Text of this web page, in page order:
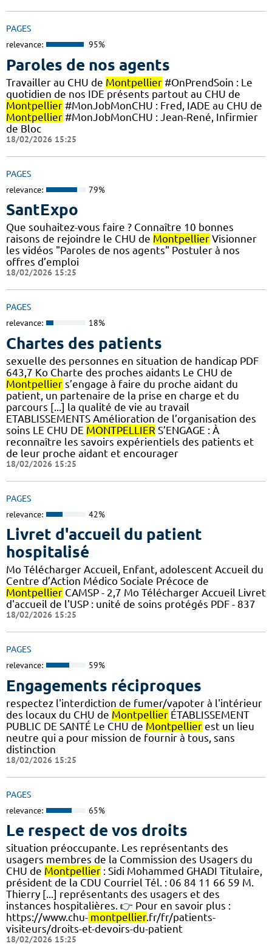
PAGES
relevance: 95%
Paroles de nos agents
Travailler au CHU de Montpellier #OnPrendSoin : Le
quotidien de nos IDE présents partout au CHU de
Montpellier #MonJobMonCHU : Fred, IADE au CHU de
Montpellier #MonJobMonCHU : Jean-René, Infirmier
de Bloc
18/02/2026 15:25
PAGES
relevance: 79%
SantExpo
Que souhaitez-vous faire ? Connaître 10 bonnes
raisons de rejoindre le CHU de Montpellier Visionner
les vidéos "Paroles de nos agents" Postuler à nos
offres d’emploi
18/02/2026 15:25
PAGES
relevance: 18%
Chartes des patients
sexuelle des personnes en situation de handicap PDF
643,7 Ko Charte des proches aidants Le CHU de
Montpellier s’engage à faire du proche aidant du
patient, un partenaire de la prise en charge et du
parcours [...] la qualité de vie au travail
ETABLISSEMENTS Amélioration de l’organisation des
soins LE CHU DE MONTPELLIER S’ENGAGE : À
reconnaître les savoirs expérientiels des patients et
de leur proche aidant et encourager
18/02/2026 15:25
PAGES
relevance: 42%
Livret d'accueil du patient
hospitalisé
Mo Télécharger Accueil, Enfant, adolescent Accueil du
Centre d’Action Médico Sociale Précoce de
Montpellier CAMSP - 2,7 Mo Télécharger Accueil Livret
d'accueil de l'USP : unité de soins protégés PDF - 837
18/02/2026 15:25
PAGES
relevance: 59%
Engagements réciproques
respectez l'interdiction de fumer/vapoter à l'intérieur
des locaux du CHU de Montpellier ÉTABLISSEMENT
PUBLIC DE SANTÉ Le CHU de Montpellier est un lieu
neutre qui a pour mission de fournir à tous, sans
distinction
18/02/2026 15:25
PAGES
relevance: 65%
Le respect de vos droits
situation préoccupante. Les représentants des
usagers membres de la Commission des Usagers du
CHU de Montpellier : Sidi Mohammed GHADI Titulaire,
président de la CDU Courriel Tél. : 06 84 11 66 59 M.
Thierry [...] représentants des usagers et des
instances hospitalières. 👉 Pour en savoir plus :
https://www.chu- montpellier.fr/fr/patients-
visiteurs/droits-et-devoirs-du-patient
18/02/2026 15:25